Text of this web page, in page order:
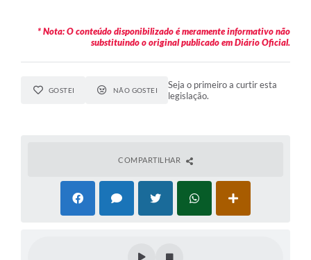
Transparência dos recursos municipais empregado no
Lei Aldir Blanc
RELATÓRIO ESPORTE MUNICIPAL 2025
* Nota: O conteúdo disponibilizado é meramente informativo não
substituindo o original publicado em Diário Oficial.
GOSTEI NÃO GOSTEI
Seja o primeiro a curtir esta
legislação.
COMPARTILHAR